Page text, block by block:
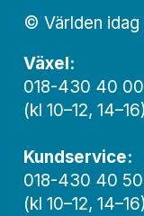
© Världen idag
Växel:
018-430 40 00
(kl 10–12, 14–16)
Kundservice:
018-430 40 50
(kl 10–12, 14–16)